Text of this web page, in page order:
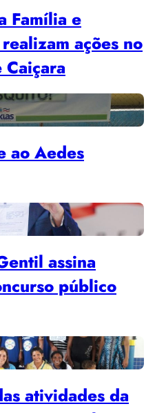
Família e
ações no
Caiçara
ao Aedes
assina
público
atividades da